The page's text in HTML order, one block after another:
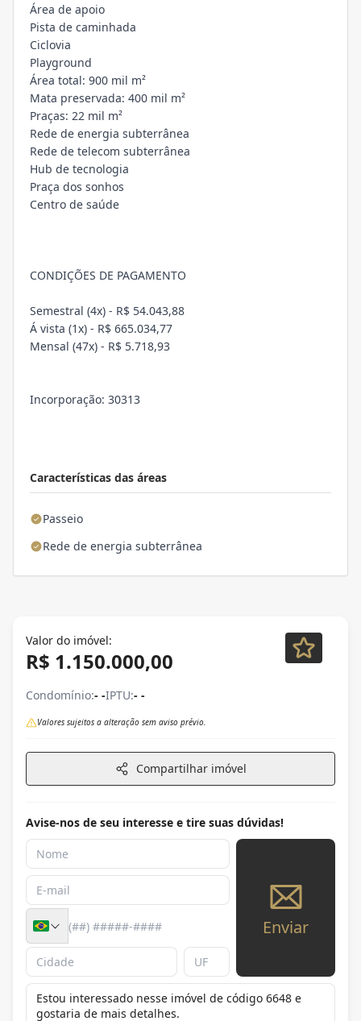
Características das áreas
Passeio
Rede de energia subterrânea
Área de apoio
Pista de caminhada
Ciclovia
Playground
Área total: 900 mil m²
Mata preservada: 400 mil m²
Praças: 22 mil m²
Rede de energia subterrânea
Rede de telecom subterrânea
Hub de tecnologia
Praça dos sonhos
Centro de saúde
CONDIÇÕES DE PAGAMENTO
Semestral (4x) - R$ 54.043,88
Á vista (1x) - R$ 665.034,77
Mensal (47x) - R$ 5.718,93
Incorporação: 30313
Valor do imóvel:
R$ 1.150.000,00
Condomínio:- -IPTU:- -
Valores sujeitos a alteração sem aviso prévio.
Compartilhar imóvel
Avise-nos de seu interesse e tire suas dúvidas!
Enviar